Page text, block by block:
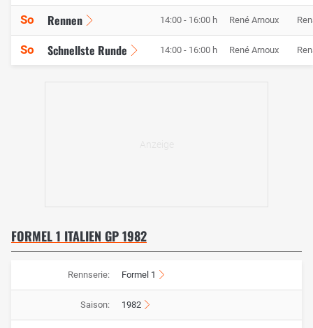
So Rennen 14:00 - 16:00 h René Arnoux
So Schnellste Runde 14:00 - 16:00 h René Arnoux
FORMEL 1 ITALIEN GP 1982
Rennserie: Formel 1
Saison: 1982